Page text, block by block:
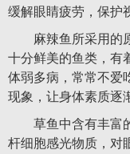
缓解眼睛疲劳，保护
麻辣鱼所采用的原
十分鲜美的鱼类，有
体弱多病，常常不爱
现象，让身体素质逐
草鱼中含有丰富的
杆细胞感光物质，对